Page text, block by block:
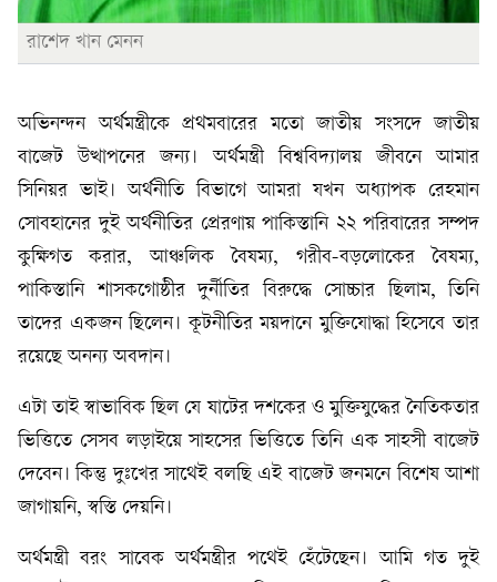
রাশেদ খান মেনন
অভিনন্দন অর্থমন্ত্রীকে প্রথমবারের মতো জাতীয় সংসদে জাতীয়
বাজেট উত্থাপনের জন্য। অর্থমন্ত্রী বিশ্ববিদ্যালয় জীবনে আমার
সিনিয়র ভাই। অর্থনীতি বিভাগে আমরা যখন অধ্যাপক রেহমান
সোবহানের দুই অর্থনীতির প্রেরণায় পাকিস্তানি ২২ পরিবারের সম্পদ
কুক্ষিগত করার, আঞ্চলিক বৈষম্য, গরীব-বড়লোকের বৈষম্য,
পাকিস্তানি শাসকগোষ্ঠীর দুর্নীতির বিরুদ্ধে সোচ্চার ছিলাম, তিনি
তাদের একজন ছিলেন। কূটনীতির ময়দানে মুক্তিযোদ্ধা হিসেবে তার
রয়েছে অনন্য অবদান।
এটা তাই স্বাভাবিক ছিল যে ষাটের দশকের ও মুক্তিযুদ্ধের নৈতিকতার
ভিত্তিতে সেসব লড়াইয়ে সাহসের ভিত্তিতে তিনি এক সাহসী বাজেট
দেবেন। কিন্তু দুঃখের সাথেই বলছি এই বাজেট জনমনে বিশেষ আশা
জাগায়নি, স্বস্তি দেয়নি।
অর্থমন্ত্রী বরং সাবেক অর্থমন্ত্রীর পথেই হেঁটেছেন। আমি গত দুই